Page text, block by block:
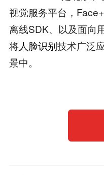
视觉服务平台，
离线SDK、以及面向
将人脸识别技术广泛
景中。